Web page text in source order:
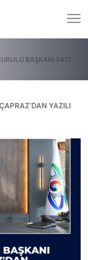
FATİH ÇAPRAZ'DAN YAZILI BASIN AÇIKLAMASI
YAZILI